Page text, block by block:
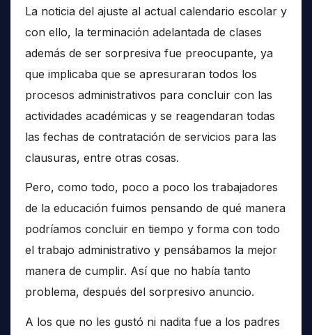
La noticia del ajuste al actual calendario escolar y
con ello, la terminación adelantada de clases
además de ser sorpresiva fue preocupante, ya
que implicaba que se apresuraran todos los
procesos administrativos para concluir con las
actividades académicas y se reagendaran todas
las fechas de contratación de servicios para las
clausuras, entre otras cosas.
Pero, como todo, poco a poco los trabajadores
de la educación fuimos pensando de qué manera
podríamos concluir en tiempo y forma con todo
el trabajo administrativo y pensábamos la mejor
manera de cumplir. Así que no había tanto
problema, después del sorpresivo anuncio.
A los que no les gustó ni nadita fue a los padres